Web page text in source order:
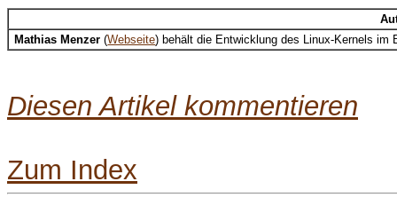
Mathias Menzer (Webseite) behält die Entwicklung des Linux-Kernels
Diesen Artikel kommentieren
Zum Index